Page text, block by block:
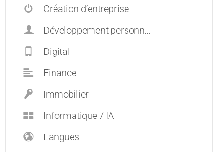
Création d’entreprise
Développement personnel et carrières
Digital
Finance
Immobilier
Informatique / IA
Langues